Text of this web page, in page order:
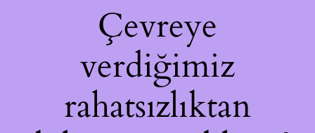
Çevreye
verdiğimiz
rahatsızlıktan